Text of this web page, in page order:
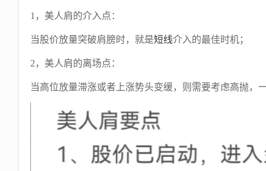
1，美人肩的介入点：
当股价放量突破肩膀时，就是短线介入的最佳时机；
2，美人肩的离场点：
当高位放量滞涨或者上涨势头变缓，则需要考虑高抛，